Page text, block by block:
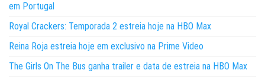
em Portugal
Royal Crackers: Temporada 2 estreia hoje na HBO Max
Reina Roja estreia hoje em exclusivo na Prime Video
The Girls On The Bus ganha trailer e data de estreia na HBO Max